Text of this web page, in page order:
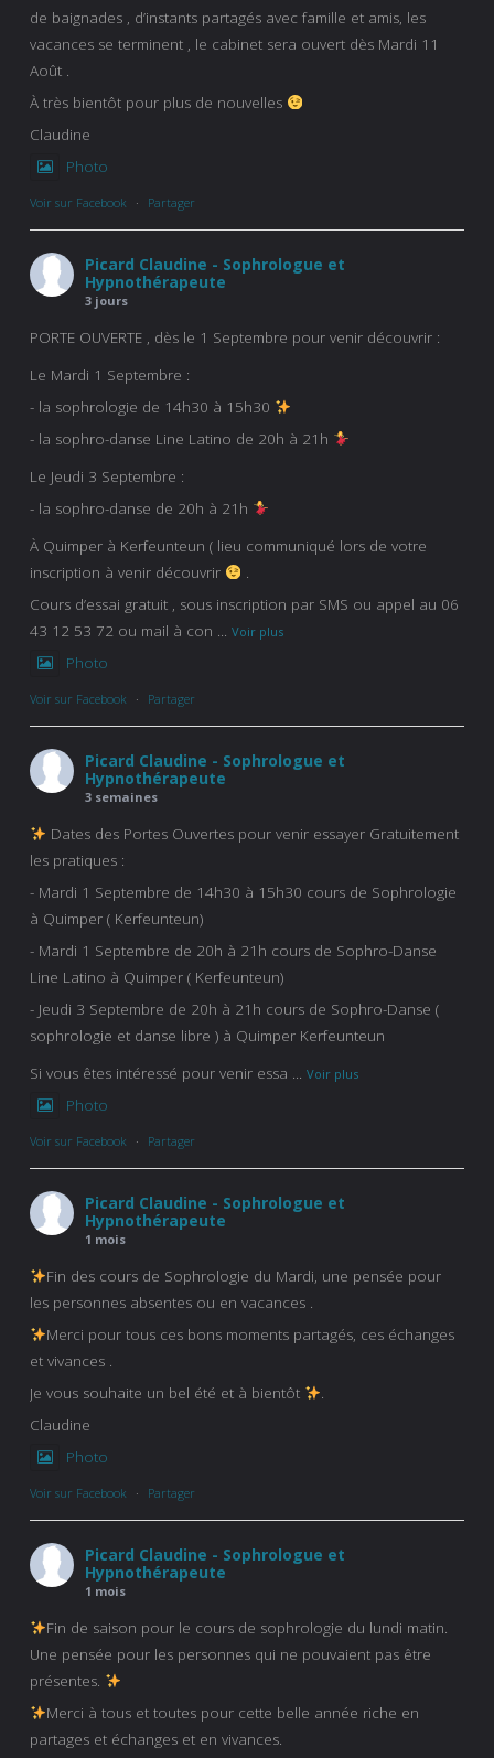
de baignades , d’instants partagés avec famille et amis, les
vacances se terminent , le cabinet sera ouvert dès Mardi 11
Août .
À très bientôt pour plus de nouvelles
Claudine
Photo
Voir sur Facebook · Partager
Picard Claudine - Sophrologue et
Hypnothérapeute
3 jours
PORTE OUVERTE , dès le 1 Septembre pour venir découvrir :
Le Mardi 1 Septembre :
- la sophrologie de 14h30 à 15h30
- la sophro-danse Line Latino de 20h à 21h
Le Jeudi 3 Septembre :
- la sophro-danse de 20h à 21h
À Quimper à Kerfeunteun ( lieu communiqué lors de votre
inscription à venir découvrir
.
Cours d’essai gratuit , sous inscription par SMS ou appel au 06
43 12 53 72 ou mail à con ... Voir plus
Photo
Voir sur Facebook · Partager
Picard Claudine - Sophrologue et
Hypnothérapeute
3 semaines
Dates des Portes Ouvertes pour venir essayer Gratuitement
les pratiques :
- Mardi 1 Septembre de 14h30 à 15h30 cours de Sophrologie
à Quimper ( Kerfeunteun)
- Mardi 1 Septembre de 20h à 21h cours de Sophro-Danse
Line Latino à Quimper ( Kerfeunteun)
- Jeudi 3 Septembre de 20h à 21h cours de Sophro-Danse (
sophrologie et danse libre ) à Quimper Kerfeunteun
Si vous êtes intéressé pour venir essa ... Voir plus
Photo
Voir sur Facebook · Partager
Picard Claudine - Sophrologue et
Hypnothérapeute
1 mois
Fin des cours de Sophrologie du Mardi, une pensée pour
les personnes absentes ou en vacances .
Merci pour tous ces bons moments partagés, ces échanges
et vivances .
Je vous souhaite un bel été et à bientôt
.
Claudine
Photo
Voir sur Facebook · Partager
Picard Claudine - Sophrologue et
Hypnothérapeute
1 mois
Fin de saison pour le cours de sophrologie du lundi matin.
Une pensée pour les personnes qui ne pouvaient pas être
présentes.
Merci à tous et toutes pour cette belle année riche en
partages et échanges et en vivances.